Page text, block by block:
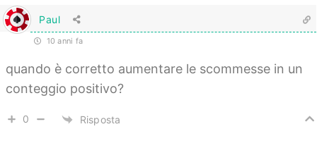
Paul
10 anni fa
quando è corretto aumentare le scommesse in un
conteggio positivo?
0 Risposta